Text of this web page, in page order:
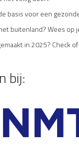
basis voor een
buitenland? Wees op
in 2025? Check
bij: